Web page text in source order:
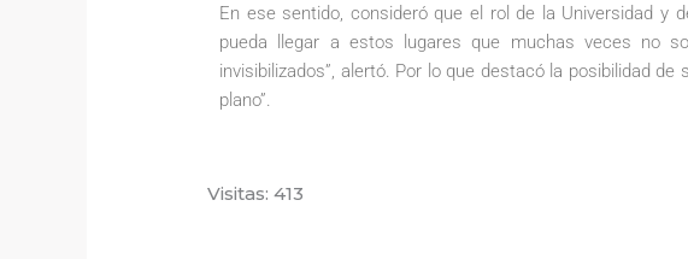
En ese sentido, consideró que el rol de la Universidad y
pueda llegar a estos lugares que muchas veces no
invisibilizados”, alertó. Por lo que destacó la posibilidad
plano”.
Visitas: 413